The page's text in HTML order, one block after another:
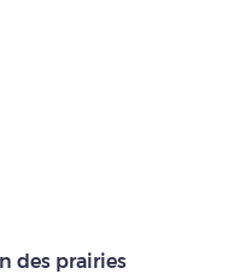
des prairies